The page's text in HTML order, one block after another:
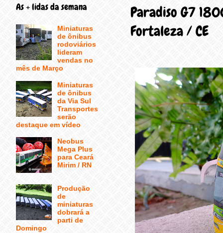
Paradiso G7
Fortaleza / CE
As + lidas da semana
Miniaturas
de ônibus
rodoviários
lideram
vendas no
mês de Março
Miniaturas
de ônibus
da Via Sul
Transportes
serão
destaque em vídeo
Neobus
Mega Plus
para Ceará
Mirim / RN
Produção
de
miniaturas
dobrará a
parti de
Domingo